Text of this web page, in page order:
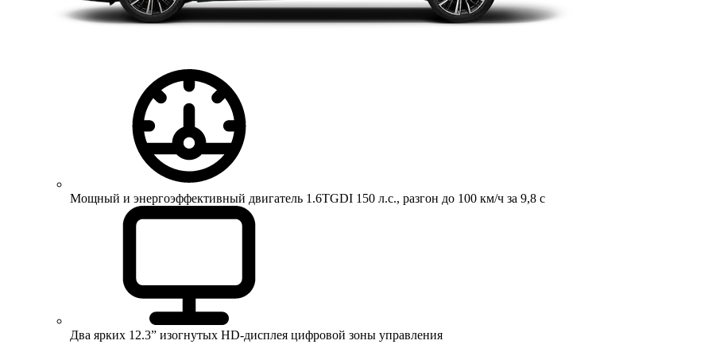
Мощный и энергоэффективный двигатель 1.6TGDI 150 л.с., разгон до 100 км/ч за 9,8 с
Два ярких 12.3” изогнутых HD-дисплея цифровой зоны управления